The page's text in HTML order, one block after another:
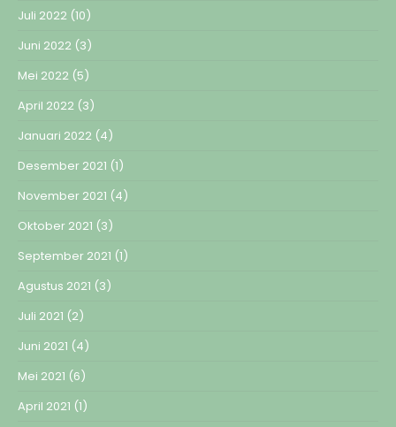
Juli 2022 (10)
Juni 2022 (3)
Mei 2022 (5)
April 2022 (3)
Januari 2022 (4)
Desember 2021 (1)
November 2021 (4)
Oktober 2021 (3)
September 2021 (1)
Agustus 2021 (3)
Juli 2021 (2)
Juni 2021 (4)
Mei 2021 (6)
April 2021 (1)